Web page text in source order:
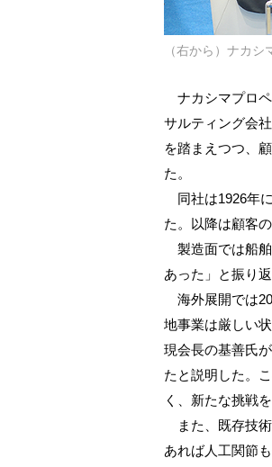
（右から）ナカ
ナカシマプロペ
サルティング会
を踏まえつつ、
た。
同社は1926年
た。以降は顧客
製造面では船舶
あった」と振り
海外展開では
地事業は厳しい
現会長の基善氏
たと説明した。
く、新たな挑戦
また、既存技術
あれば人工関節